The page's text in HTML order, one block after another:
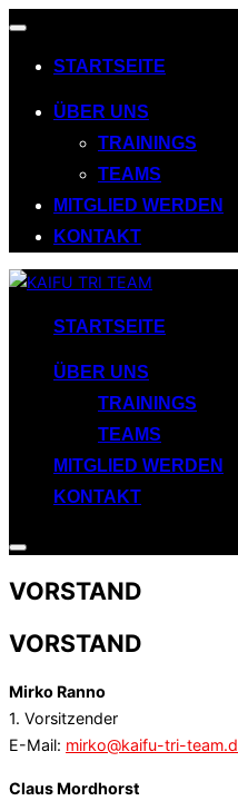
Navigation
STARTSEITE
ÜBER UNS
TRAININGS
TEAMS
MITGLIED WERDEN
KONTAKT
Zum
springenSTARTSEITE
ÜBER UNS
TRAININGS
TEAMS
MITGLIED WERDEN
KONTAKT
Seitenleiste
Navigation
VORSTAND
VORSTAND
Mirko Ranno
1. Vorsitzender
E-Mail: mirko@kaifu-tri-
Claus Mordhorst